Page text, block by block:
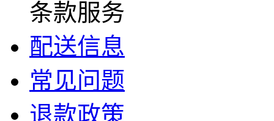
条款服务
配送信息
常见问题
退款政策